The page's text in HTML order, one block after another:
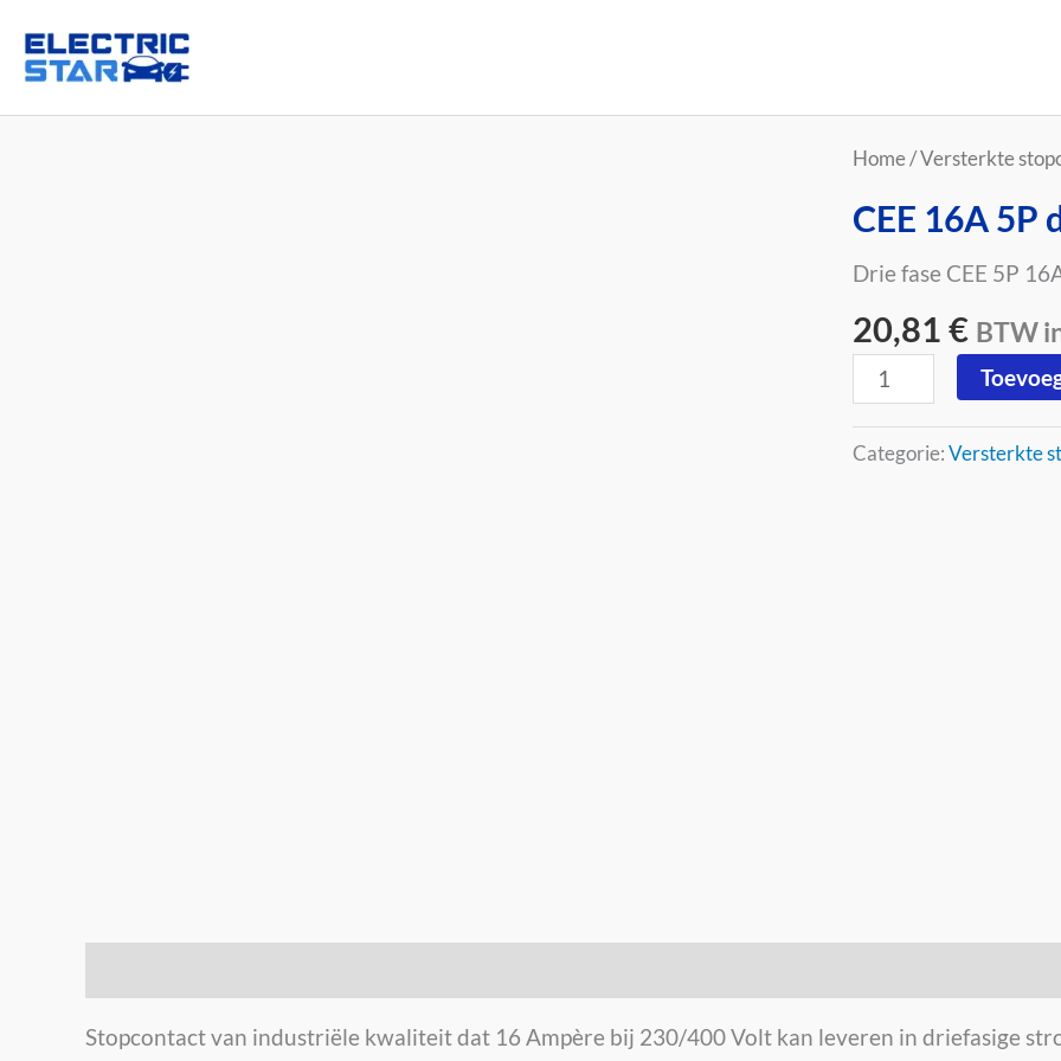
Home/Versterkte
CEE 16A
Drie fase CEE 5P
20,81 € BTW
CEE
5P
stopcontact
aantal
Categorie:Versterkte
Stopcontact van industriële kwaliteit dat 16 Ampère bij 230/400 Volt kan leveren in driefasige